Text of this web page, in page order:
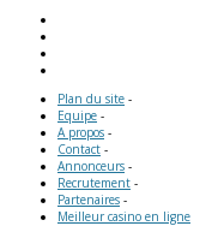
Plan du site -
Equipe -
A propos -
Contact -
Annonceurs -
Recrutement -
Partenaires -
Meilleur casino en ligne